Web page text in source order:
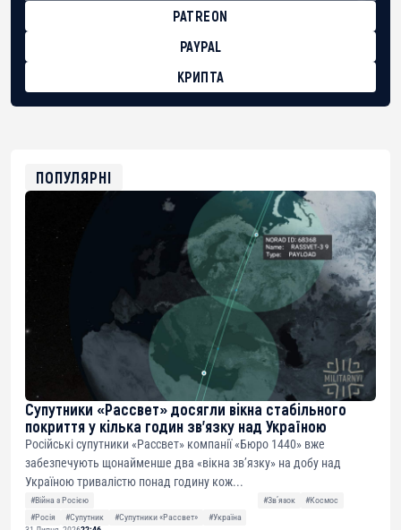
PATREON
PAYPAL
КРИПТА
0xfD02863D3289416fcF50975c9DFda13623f97758
ПОПУЛЯРНІ
Супутники «Рассвет» досягли вікна стабільного
покриття у кілька годин зв’язку над Україною
Російські супутники «Рассвет» компанії «Бюро 1440» вже
забезпечують щонайменше два «вікна зв’язку» на добу над
Україною тривалістю понад годину кож...
#Війна з Росією #Звʼязок
#Космос
#Росія
#Супутник #Супутники «Рассвет»
#Україна